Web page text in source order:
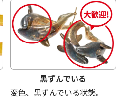
18金 (K18) メガネ
22.7g
参考買取価格
510,100円
黒ずんでいる
変色、黒ずんでいる状態。